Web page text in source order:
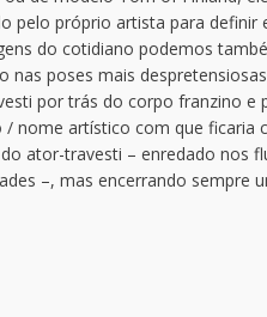
pelo próprio artista para
do cotidiano podemos
nas poses mais
por trás do corpo franzino e
nome artístico com que ficaria
ator-travesti – enredado nos
–, mas encerrando